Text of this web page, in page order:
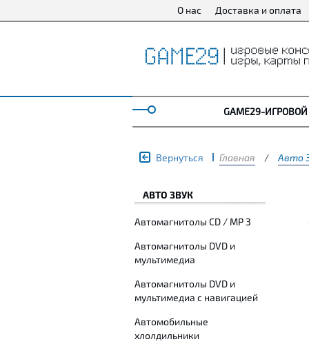
О нас Доставка и оплата
GAME29-ИГРОВОЙ
Вернуться Главная / Авто
АВТО ЗВУК
Автомагнитолы CD / MP 3
Автомагнитолы DVD и
мультимедиа
Автомагнитолы DVD и
мультимедиа с навигацией
Автомобильные
хлолдильники